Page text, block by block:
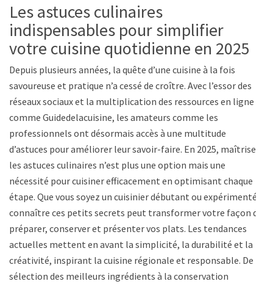
Les astuces culinaires
indispensables pour simplifier
votre cuisine quotidienne en 2025
Depuis plusieurs années, la quête d’une cuisine à la fois
savoureuse et pratique n’a cessé de croître. Avec l’essor des
réseaux sociaux et la multiplication des ressources en ligne
comme Guidedelacuisine, les amateurs comme les
professionnels ont désormais accès à une multitude
d’astuces pour améliorer leur savoir-faire. En 2025, maîtriser
les astuces culinaires n’est plus une option mais une
nécessité pour cuisiner efficacement en optimisant chaque
étape. Que vous soyez un cuisinier débutant ou expérimenté,
connaître ces petits secrets peut transformer votre façon de
préparer, conserver et présenter vos plats. Les tendances
actuelles mettent en avant la simplicité, la durabilité et la
créativité, inspirant la cuisine régionale et responsable. De la
sélection des meilleurs ingrédients à la conservation